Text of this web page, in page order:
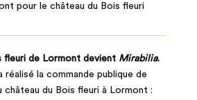
pour le château du Bois fleuri
fleuri de Lormont devient Mirabilia.
réalisé la commande publique de
château du Bois fleuri à Lormont :